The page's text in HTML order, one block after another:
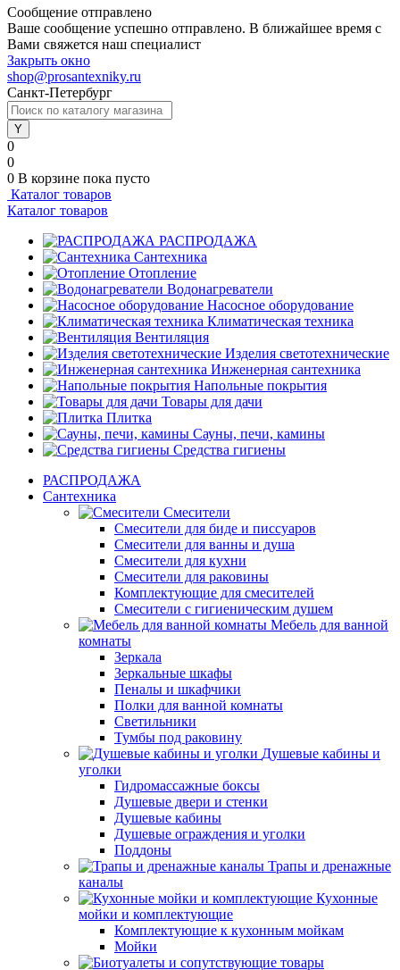
Сообщение отправлено
Ваше сообщение успешно отправлено. В ближайшее время с
Вами свяжется наш специалист
Закрыть окно
shop@prosantexniky.ru
Санкт-Петербург
0
0
0 В корзине пока пусто
Каталог товаров
Каталог товаров
РАСПРОДАЖА
Сантехника
Отопление
Водонагреватели
Насосное оборудование
Климатическая техника
Вентиляция
Изделия светотехнические
Инженерная сантехника
Напольные покрытия
Товары для дачи
Плитка
Сауны, печи, камины
Средства гигиены
РАСПРОДАЖА
Сантехника
Смесители
Смесители для биде и писсуаров
Смесители для ванны и душа
Смесители для кухни
Смесители для раковины
Комплектующие для смесителей
Смесители с гигиеническим душем
Мебель для ванной
комнаты
Зеркала
Зеркальные шкафы
Пеналы и шкафчики
Полки для ванной комнаты
Светильники
Тумбы под раковину
Душевые кабины и
уголки
Гидромассажные боксы
Душевые двери и стенки
Душевые кабины
Душевые ограждения и уголки
Поддоны
Трапы и дренажные
каналы
Кухонные
мойки и комплектующие
Комплектующие к кухонным мойкам
Мойки